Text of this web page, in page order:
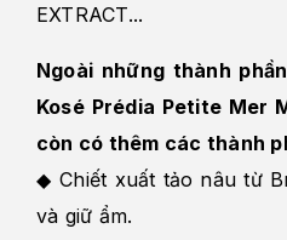
EXTRACT...
Ngoài những thành
Kosé Prédia Petite Mer
còn có thêm các thành
◆ Chiết xuất tảo nâu từ
và giữ ẩm.